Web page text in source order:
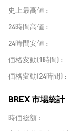
史上最高値
24時間高値
24時間安値
価格変動(1時間)
価格変動(24時間)
BREX 市場統計
時価総額